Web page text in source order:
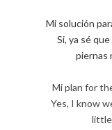
Mi solución
Si, ya sé
piernas
Mi plan for
Yes, I know
little